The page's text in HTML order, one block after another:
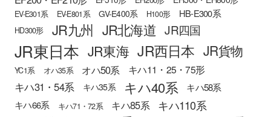
EV-E301系 EV-E801系 GV-E400系 H100形 HB-E300系
HD300形 JR九州 JR北海道 JR四国
JR東日本 JR東海 JR西日本 JR貨物
YC1系 オハ35系 オハ50系 キハ11・25・75形
キハ31・54系 キハ35系 キハ40系 キハ58系
キハ66系 キハ71・72系 キハ85系 キハ110系